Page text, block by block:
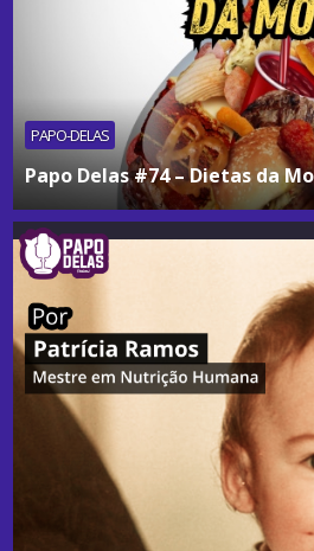
PAPO-DELAS
Papo Delas #74 – Dietas da